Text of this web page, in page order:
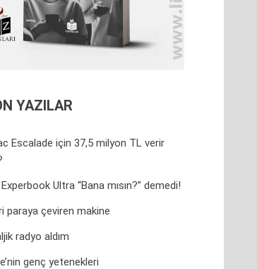
YAZILAR
Escalade için 37,5 milyon TL verir
Ultra “Bana mısın?” demedi!
paraya çeviren makine
radyo aldım
genç yetenekleri